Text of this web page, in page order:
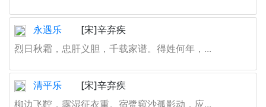
永遇乐
[宋]辛弃疾
烈日秋霜，忠肝义胆，千载家谱。得姓何年，...
清平乐
[宋]辛弃疾
柳边飞鞚，露湿征衣重。宿鹭窥沙孤影动，应...